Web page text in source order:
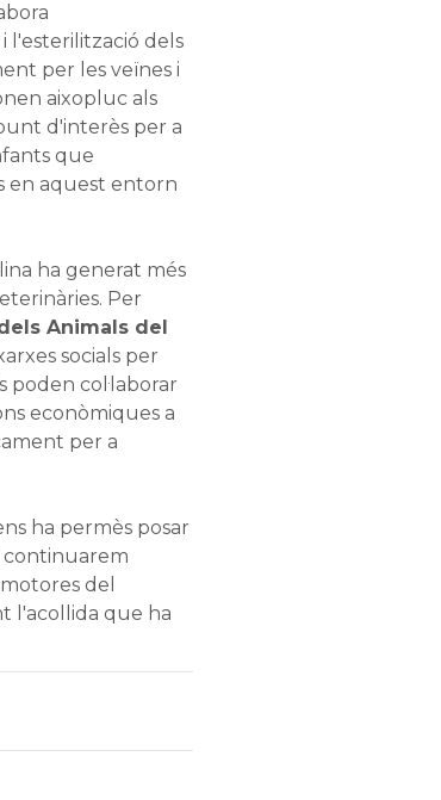
l'esterilització dels
per les veïnes i
aixopluc als
d'interès per a
que
en aquest entorn
ha generat més
Per
Animals del
socials per
poden col·laborar
econòmiques a
per a
ha permès posar
continuarem
del
l'acollida que ha